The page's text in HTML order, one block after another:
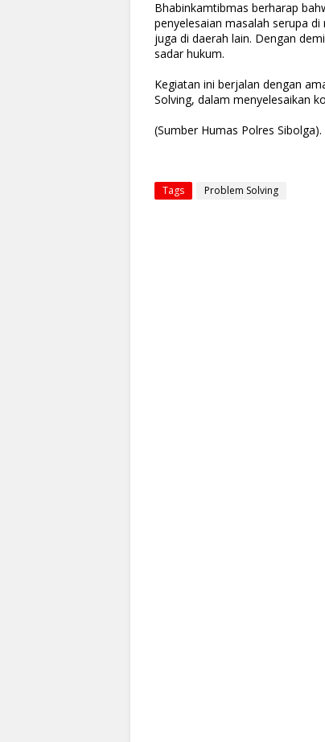
Bhabinkamtibmas berharap
penyelesaian masalah serupa
juga di daerah lain. Dengan
sadar hukum.
Kegiatan ini berjalan dengan
Solving, dalam menyelesaikan
(Sumber Humas Polres Sibolga).
Tags Problem Solving